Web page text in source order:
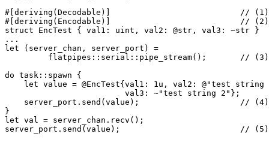
#[deriving(Decodable)]                           // (1)
#[deriving(Encodable)]                           // (2)
struct EncTest { val1: uint, val2: @str, val3: ~str }
...
let (server_chan, server_port) =
         flatpipes::serial::pipe_stream();       // (3)
do task::spawn {
let value = @EncTest{val1: 1u, val2: @"test string
                         val3: ~"test string 2"};
    server_port.send(value);                     // (4)
}
let val = server_chan.recv();